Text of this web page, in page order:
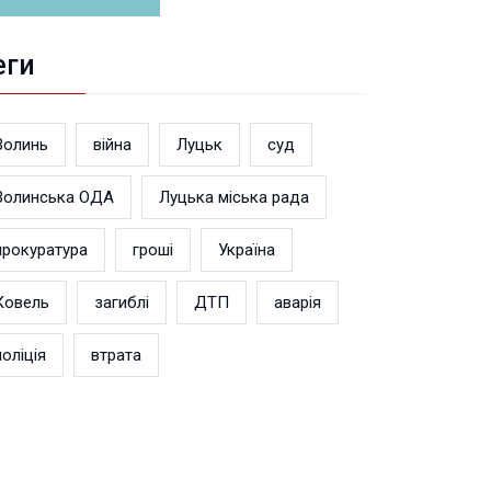
війна Луцьк суд
ОДА Луцька міська рада
гроші Україна
загиблі ДТП аварія
втрата